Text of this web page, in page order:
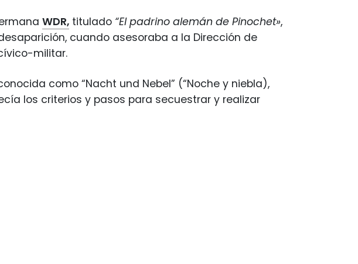
WDR, titulado “El padrino alemán de Pinochet»,
cuando asesoraba a la Dirección de
militar.
como “Nacht und Nebel” (“Noche y niebla),
los criterios y pasos para secuestrar y realizar